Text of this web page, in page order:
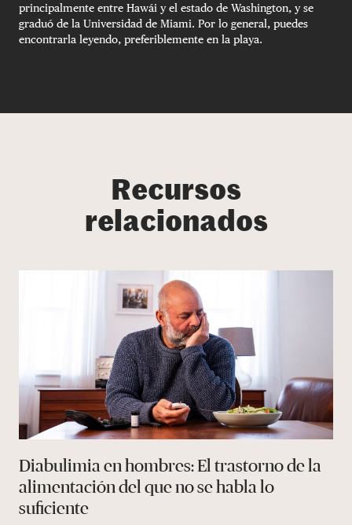
principalmente entre Hawái y el estado de Washington, y se
graduó de la Universidad de Miami. Por lo general, puedes
encontrarla leyendo, preferiblemente en la playa.
Recursos
relacionados
Diabulimia en hombres: El trastorno de la
alimentación del que no se habla lo
suficiente